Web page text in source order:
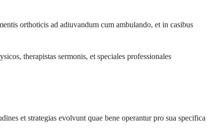
orthoticis ad adiuvandum cum ambulando, et in casibus
therapistas sermonis, et speciales professionales
et strategias evolvunt quae bene operantur pro sua specifica